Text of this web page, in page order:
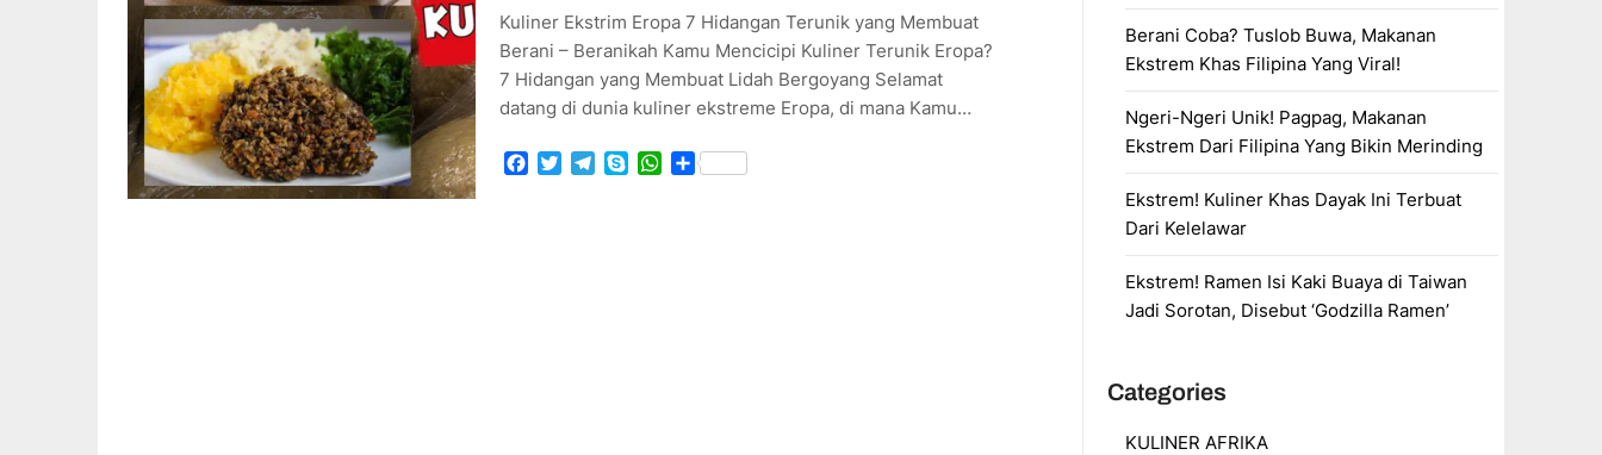
Kuliner Ekstrim Eropa 7 Hidangan Terunik yang Membuat
Berani – Beranikah Kamu Mencicipi Kuliner Terunik Eropa?
7 Hidangan yang Membuat Lidah Bergoyang Selamat
datang di dunia kuliner ekstreme Eropa, di mana Kamu…
Facebook
TwitterTelegram
SkypeWhatsApp
Share
Berani Coba? Tuslob Buwa, Makanan
Ekstrem Khas Filipina Yang Viral!
Ngeri-Ngeri Unik! Pagpag, Makanan
Ekstrem Dari Filipina Yang Bikin Merinding
Ekstrem! Kuliner Khas Dayak Ini Terbuat
Dari Kelelawar
Ekstrem! Ramen Isi Kaki Buaya di Taiwan
Jadi Sorotan, Disebut ‘Godzilla Ramen’
Categories
KULINER AFRIKA